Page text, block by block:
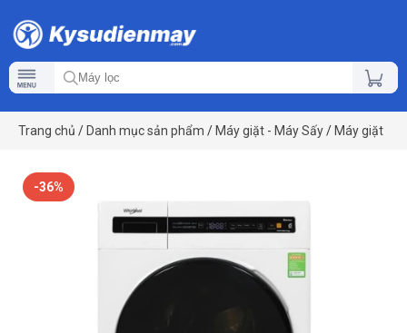
Trang chủ / Danh mục sản phẩm / Máy giặt - Máy Sấy/ Máy giặt
-36%